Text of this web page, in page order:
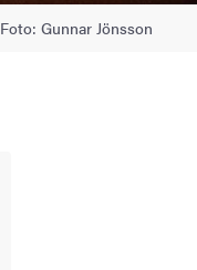
Foto: Gunnar Jönsson